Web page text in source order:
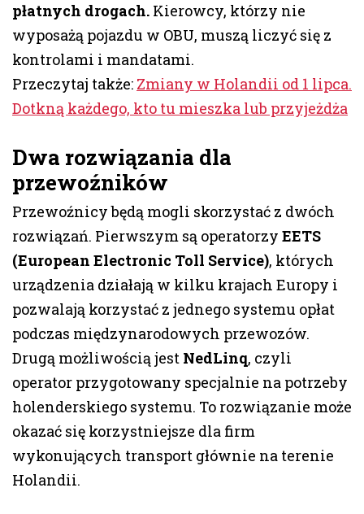
płatnych drogach. Kierowcy, którzy nie
wyposażą pojazdu w OBU, muszą liczyć się z
kontrolami i mandatami.
Przeczytaj także: Zmiany w Holandii od 1 lipca.
Dotkną każdego, kto tu mieszka lub przyjeżdża
Dwa rozwiązania dla
przewoźników
Przewoźnicy będą mogli skorzystać z dwóch
rozwiązań. Pierwszym są operatorzy EETS
(European Electronic Toll Service), których
urządzenia działają w kilku krajach Europy i
pozwalają korzystać z jednego systemu opłat
podczas międzynarodowych przewozów.
Drugą możliwością jest NedLinq, czyli
operator przygotowany specjalnie na potrzeby
holenderskiego systemu. To rozwiązanie może
okazać się korzystniejsze dla firm
wykonujących transport głównie na terenie
Holandii.